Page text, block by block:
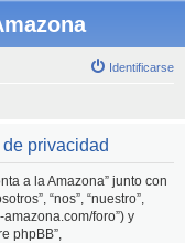
Identificarse
privacidad
a la Amazona” junto con
“nos”, “nuestro”,
amazona.com/foro”) y
phpBB”,